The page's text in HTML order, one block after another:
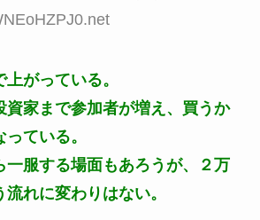
がっている。
資家まで参加者が増え、買うか
ている。
一服する場面もあろうが、２万
れに変わりはない。